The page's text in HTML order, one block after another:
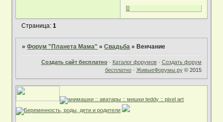
0
Страница:1
»Форум "Планета Мама" »Свадьба »Венчание
Создать сайт бесплатно· Каталог форумов· Создать форум
бесплатно· ЖивыеФорумы.ру© 2015